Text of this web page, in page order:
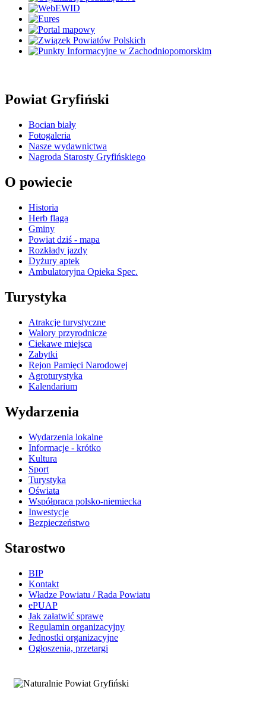
Powiat Gryfiński
Bocian biały
Fotogaleria
Nasze wydawnictwa
Nagroda Starosty Gryfińskiego
O powiecie
Historia
Herb flaga
Gminy
Powiat dziś - mapa
Rozkłady jazdy
Dyżury aptek
Ambulatoryjna Opieka Spec.
Turystyka
Atrakcje turystyczne
Walory przyrodnicze
Ciekawe miejsca
Zabytki
Rejon Pamięci Narodowej
Agroturystyka
Kalendarium
Wydarzenia
Wydarzenia lokalne
Informacje - krótko
Kultura
Sport
Turystyka
Oświata
Współpraca polsko-niemiecka
Inwestycje
Bezpieczeństwo
Starostwo
BIP
Kontakt
Władze Powiatu / Rada Powiatu
ePUAP
Jak załatwić sprawę
Regulamin organizacyjny
Jednostki organizacyjne
Ogłoszenia, przetargi